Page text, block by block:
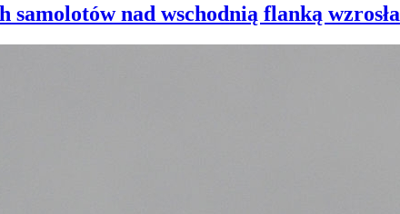
nad wschodnią flanką wzrosła